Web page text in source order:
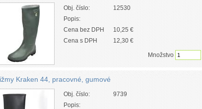
Obj. číslo:
12530
Popis:
Cena bez DPH
10,25 €
Cena s DPH
12,30 €
Množstvo
Kraken 44, pracovné, gumové
Obj. číslo:
9739
Popis: